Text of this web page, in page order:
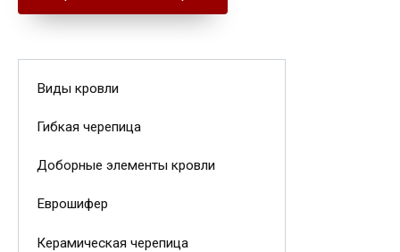
Виды кровли
Гибкая черепица
Доборные элементы кровли
Еврошифер
Керамическая черепица